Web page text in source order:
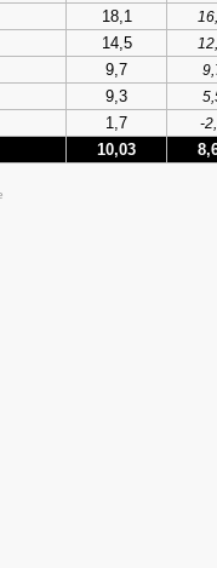
18,1
14,5
9,7
9,3
1,7 -
10,03